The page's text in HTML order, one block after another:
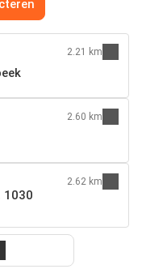
2.21 km
2.60 km
1030
2.62 km